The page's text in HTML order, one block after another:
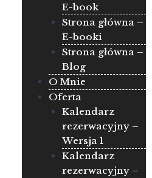
E-book
Strona główna –
E-booki
Strona główna –
Blog
O Mnie
Oferta
Kalendarz
rezerwacyjny –
Wersja 1
Kalendarz
rezerwacyjny –